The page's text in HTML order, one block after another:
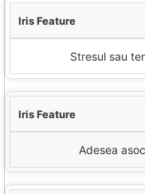
Stresul sau
Adesea